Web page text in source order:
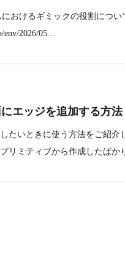
おけるギミックの役割につ
env/2026/05…
にエッジを追加する方法
たいときに使う方法をご紹介
リミティブから作成したば